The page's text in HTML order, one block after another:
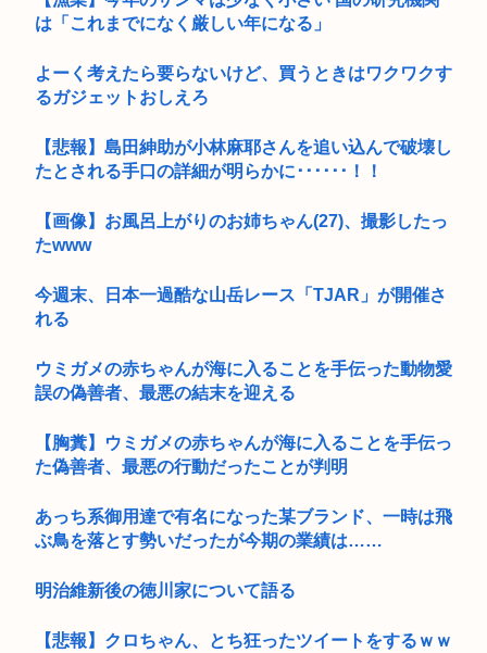
は「これまでになく厳しい年になる」
よーく考えたら要らないけど、買うときはワクワクす
るガジェットおしえろ
【悲報】島田紳助が小林麻耶さんを追い込んで破壊し
たとされる手口の詳細が明らかに･･････！！
【画像】お風呂上がりのお姉ちゃん(27)、撮影したっ
たwww
今週末、日本一過酷な山岳レース「TJAR」が開催さ
れる
ウミガメの赤ちゃんが海に入ることを手伝った動物愛
誤の偽善者、最悪の結末を迎える
【胸糞】ウミガメの赤ちゃんが海に入ることを手伝っ
た偽善者、最悪の行動だったことが判明
あっち系御用達で有名になった某ブランド、一時は飛
ぶ鳥を落とす勢いだったが今期の業績は……
明治維新後の徳川家について語る
【悲報】クロちゃん、とち狂ったツイートをするｗｗ